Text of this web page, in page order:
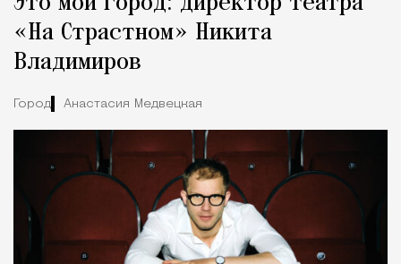
«На Страстном» Никита
Владимиров
Город Анастасия Медвецкая